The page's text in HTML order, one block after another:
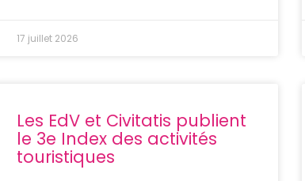
17 juillet 2026
Les EdV et Civitatis publient
le 3e Index des activités
touristiques